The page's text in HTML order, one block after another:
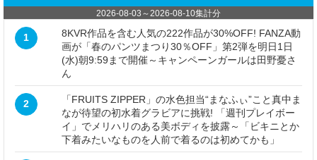
2026-08-03 ～ 2026-08-10集計分
1
8KVR作品を含む人気の222作品が30%OFF! FANZA動
画が「春のパンツまつり30％OFF」第2弾を明日1日
(水)朝9:59まで開催～キャンペーンガールは田野憂さ
ん
2
「FRUITS ZIPPER」の水色担当“まなふぃ”こと真中ま
なが待望の初水着グラビアに挑戦! 「週刊プレイボー
イ」でメリハリのある美ボディを披露～「ビキニとか
下着みたいなものを人前で着るのは初めてかも」